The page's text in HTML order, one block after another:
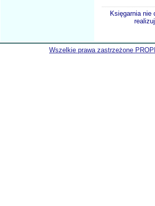
Księgarnia nie
Wszelkie prawa zastrzeżone